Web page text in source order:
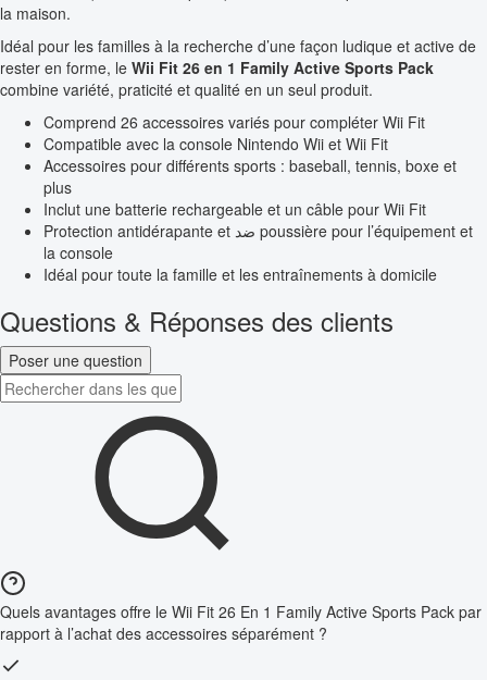
la maison.
Idéal pour les familles à la recherche d’une façon ludique et active de
rester en forme, le Wii Fit 26 en 1 Family Active Sports Pack
combine variété, praticité et qualité en un seul produit.
Comprend 26 accessoires variés pour compléter Wii Fit
Compatible avec la console Nintendo Wii et Wii Fit
Accessoires pour différents sports : baseball, tennis, boxe et
plus
Inclut une batterie rechargeable et un câble pour Wii Fit
Protection antidérapante et ضد poussière pour l’équipement et
la console
Idéal pour toute la famille et les entraînements à domicile
Questions & Réponses des clients
Poser une question
Quels avantages offre le Wii Fit 26 En 1 Family Active Sports Pack par
rapport à l’achat des accessoires séparément ?